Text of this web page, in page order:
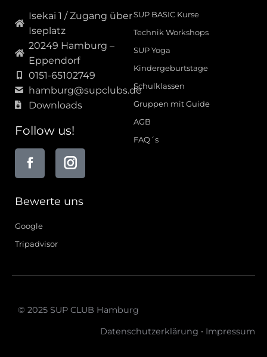
Isekai 1 / Zugang über
Iseplatz
20249 Hamburg –
Eppendorf
0151-65102749
hamburg@supclubs.de
Downloads
Follow us!
SUP BASIC Kurse
Technik Workshops
SUP Yoga
Kindergeburtstage
Schulklassen
Gruppen mit Guide
AGB
FAQ´s
Bewerte uns
Google
Tripadvisor
© 2025 SUP CLUB Hamburg
Datenschutzerklärung · Impressum